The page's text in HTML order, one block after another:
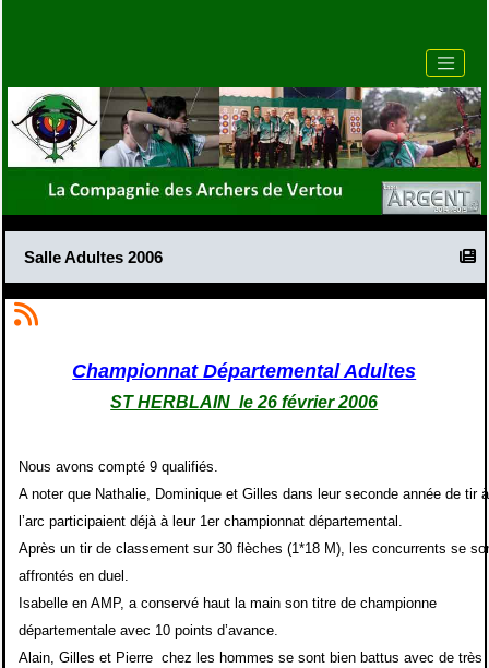
Salle Adultes 2006
Championnat Départemental Adultes
ST HERBLAIN le 26 février 2006
Nous avons compté 9 qualifiés.
A noter que Nathalie, Dominique et Gilles dans leur seconde année de tir à
l’arc participaient déjà à leur 1er championnat départemental.
Après un tir de classement sur 30 flèches (1*18 M), les concurrents se
affrontés en duel.
Isabelle en AMP, a conservé haut la main son titre de championne
départementale avec 10 points d’avance.
Alain, Gilles et Pierre chez les hommes se sont bien battus avec de très